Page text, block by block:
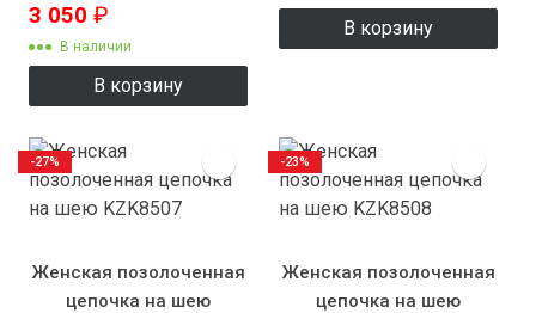
3 050 ₽
В наличии
В корзину
В корзину
Женская позолоченная
цепочка на шею
-27%
Женская позолоченная
цепочка на шею
-23%